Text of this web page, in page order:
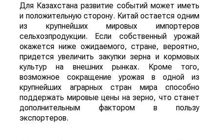
Для Казахстана развитие событий может иметь
и положительную сторону. Китай остается одним
из крупнейших мировых импортеров
сельхозпродукции. Если собственный урожай
окажется ниже ожидаемого, стране, вероятно,
придется увеличить закупки зерна и кормовых
культур на внешних рынках. Кроме того,
возможное сокращение урожая в одной из
крупнейших аграрных стран мира способно
поддержать мировые цены на зерно, что станет
дополнительным фактором в пользу
экспортеров.